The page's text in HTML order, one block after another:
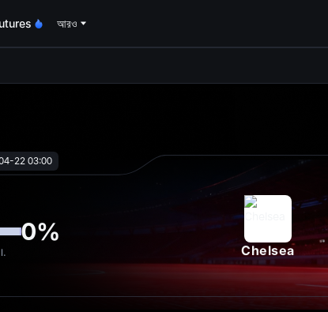
আরও
22 03:00
0%
Chelsea